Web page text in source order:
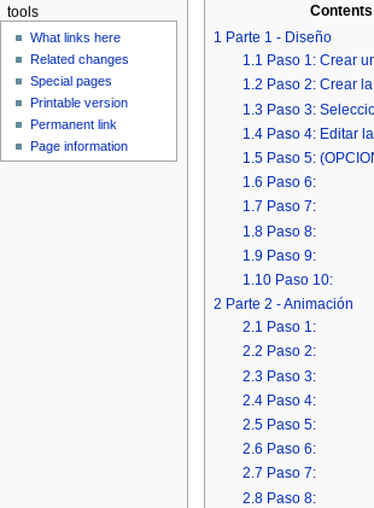
Contents
1 Parte 1 - Diseño
1.1 Paso 1: Crear
1.2 Paso 2: Crear
1.3 Paso 3:
1.4 Paso 4: Editar
1.5 Paso 5:
1.6 Paso 6:
1.7 Paso 7:
1.8 Paso 8:
1.9 Paso 9:
1.10 Paso 10:
2 Parte 2 - Animación
2.1 Paso 1:
2.2 Paso 2:
2.3 Paso 3:
2.4 Paso 4:
2.5 Paso 5:
2.6 Paso 6:
2.7 Paso 7:
2.8 Paso 8:
tools
What links here
Related changes
Special pages
Printable version
Permanent link
Page information